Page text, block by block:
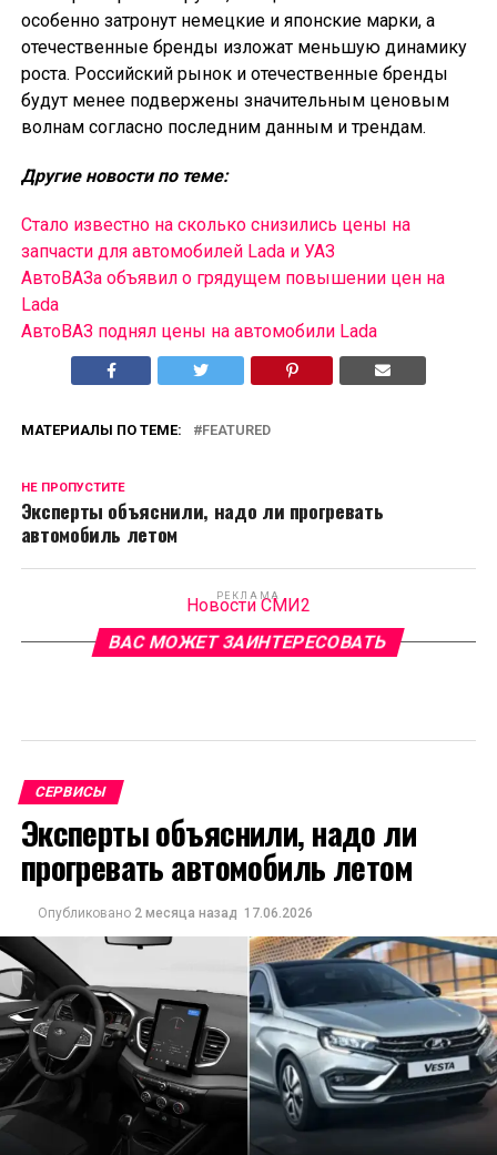
особенно затронут немецкие и японские марки, а
отечественные бренды изложат меньшую динамику
роста. Российский рынок и отечественные бренды
будут менее подвержены значительным ценовым
волнам согласно последним данным и трендам.
Другие новости по теме:
Стало известно на сколько снизились цены на
запчасти для автомобилей Lada и УАЗ
АвтоВАЗа объявил о грядущем повышении цен на
Lada
АвтоВАЗ поднял цены на автомобили Lada
МАТЕРИАЛЫ ПО ТЕМЕ: FEATURED
НЕ ПРОПУСТИТЕ
Эксперты объяснили, надо ли прогревать
автомобиль летом
РЕКЛАМА
Новости СМИ2
ВАС МОЖЕТ ЗАИНТЕРЕСОВАТЬ
СЕРВИСЫ
Эксперты объяснили, надо ли
прогревать автомобиль летом
Опубликовано 2 месяца назад 17.06.2026